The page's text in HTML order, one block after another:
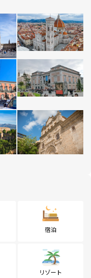
宿泊
リゾート